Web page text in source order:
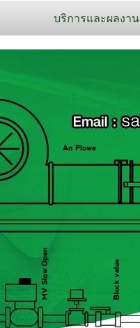
บริการและผลงาน